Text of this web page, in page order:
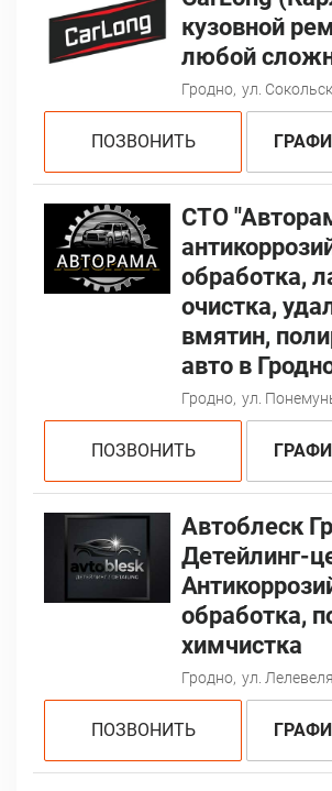
кузовной
любой
Гродно, ул.
ПОЗВОНИТЬ
СТО
обработка,
очистка,
вмятин,
авто в
Гродно, ул.
ПОЗВОНИТЬ
Автоблеск
Детейлинг-
обработка,
химчистка
Гродно, ул.
ПОЗВОНИТЬ